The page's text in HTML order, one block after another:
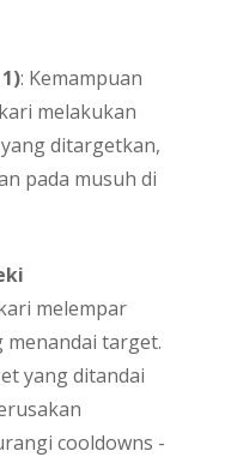
: Kemampuan
melakukan
ditargetkan,
pada musuh di
melempar
target.
yang ditandai
cooldowns -